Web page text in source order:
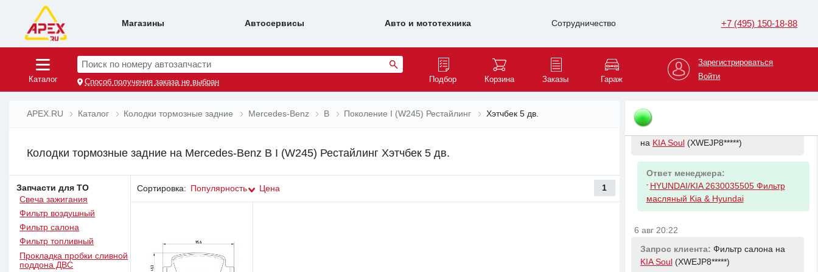
Магазины Автосервисы Авто и мототехника Сотрудничество +7 (495) 150-18-88
Каталог
Поиск по номеру автозапчасти
Способ получения заказа не выбран Подбор Корзина Заказы Гараж
Зарегистрироваться
Войти
APEX.RU Каталог Колодки тормозные задние Mercedes-Benz B Поколение I (W245) Рестайлинг Хэтчбек 5 дв.
Колодки тормозные задние на Mercedes-Benz B I (W245) Рестайлинг Хэтчбек 5 дв.
Запчасти для ТО
Свеча зажигания
Фильтр воздушный
Фильтр салона
Фильтр топливный
Прокладка пробки сливной
поддона ДВС
Сортировка: Популярность Цена 1
Мотор отопителя на
Ответ менеджера:
RENAULT 7701056965
6 авг 20:22
на KIA Soul (XWEJP8*****)
Ответ менеджера:
- HYUNDAI/KIA 2630035505 Фильтр
масляный Kia & Hyundai
6 авг 20:22
Запрос клиента: Фильтр салона на
KIA Soul (XWEJP8*****)